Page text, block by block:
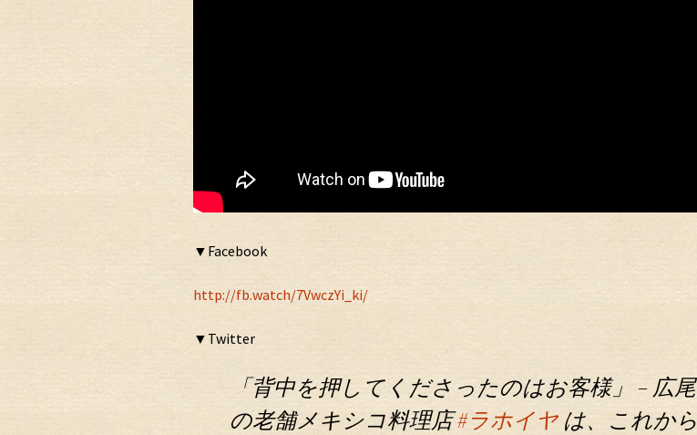
▼Facebook
http://fb.watch/7VwczYi_ki/
▼Twitter
「背中を押してくださったのはお客様」 – 広尾
の老舗メキシコ料理店#ラホイヤは、これから